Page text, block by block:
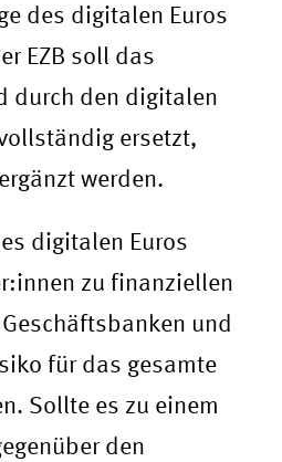
des digitalen Euros
EZB soll das
durch den digitalen
ersetzt,
werden.
digitalen Euros
zu finanziellen
und
für das gesamte
Sollte es zu einem
den